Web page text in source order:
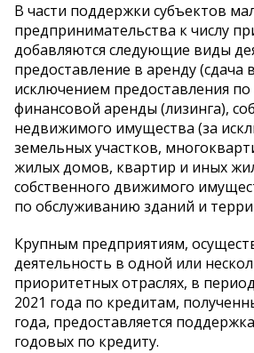
В части поддержки субъектов
предпринимательства к числу
добавляются следующие виды
предоставление в аренду (сдача
исключением предоставления
финансовой аренды (лизинга),
недвижимого имущества (за
земельных участков,
жилых домов, квартир и иных
собственного движимого
по обслуживанию зданий и
Крупным предприятиям,
деятельность в одной или
приоритетных отраслях, в
2021 года по кредитам,
года, предоставляется
годовых по кредиту.